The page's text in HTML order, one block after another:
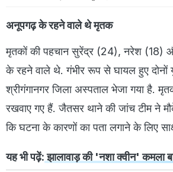
अनूपगढ़ के रहने वाले थे मृतक
मृतकों की पहचान सुरेंद्र (24), नरेश (18)
के रहने वाले थे. गंभीर रूप से घायल हुए
श्रीगंगानगर जिला अस्पताल भेजा गया है.
रखवाए गए हैं. जैतसर थाने की जांच टीम ने
कि घटना के कारणों का पता लगाने के लिए
यह भी पढ़ें:झालावाड़ की 'नशा क्‍वीन' कमला